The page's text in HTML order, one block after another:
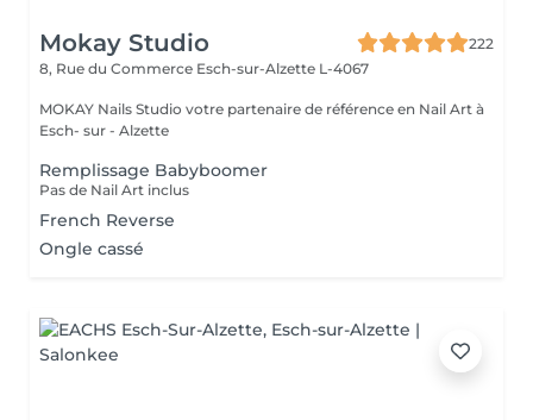
Mokay Studio
222
8, Rue du Commerce Esch-sur-Alzette L-4067
MOKAY Nails Studio votre partenaire de référence en Nail Art à
Esch- sur - Alzette
Remplissage Babyboomer
Pas de Nail Art inclus
French Reverse
Ongle cassé